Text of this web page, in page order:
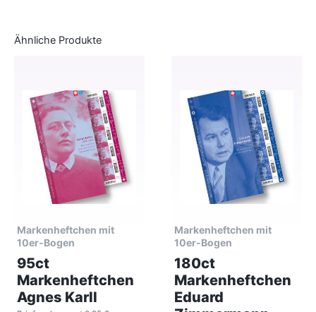
Ähnliche Produkte
Markenheftchen mit
10er-Bogen
95ct
Markenheftchen
Agnes Karll
Markenheftchen mit
10er-Bogen
180ct
Markenheftchen
Eduard